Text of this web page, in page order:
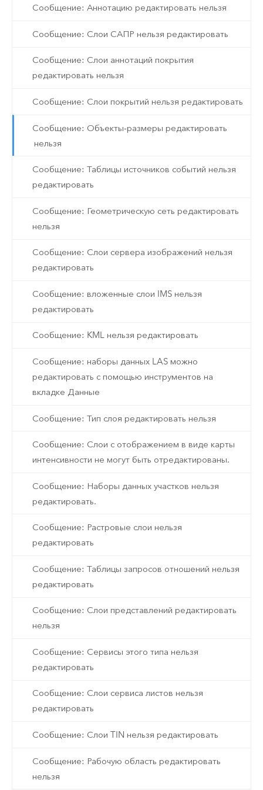
Сообщение: Аннотацию редактировать нельзя
Сообщение: Слои САПР нельзя редактировать
Сообщение: Слои аннотаций покрытия
редактировать нельзя
Сообщение: Слои покрытий нельзя редактировать
Сообщение: Объекты-размеры редактировать
нельзя
Сообщение: Таблицы источников событий нельзя
редактировать
Сообщение: Геометрическую сеть редактировать
нельзя
Сообщение: Слои сервера изображений нельзя
редактировать
Сообщение: вложенные слои IMS нельзя
редактировать
Сообщение: KML нельзя редактировать
Сообщение: наборы данных LAS можно
редактировать с помощью инструментов на
вкладке Данные
Сообщение: Тип слоя редактировать нельзя
Сообщение: Слои с отображением в виде карты
интенсивности не могут быть отредактированы.
Сообщение: Наборы данных участков нельзя
редактировать.
Сообщение: Растровые слои нельзя
редактировать
Сообщение: Таблицы запросов отношений нельзя
редактировать
Сообщение: Слои представлений редактировать
нельзя
Сообщение: Сервисы этого типа нельзя
редактировать
Сообщение: Слои сервиса листов нельзя
редактировать
Сообщение: Слои TIN нельзя редактировать
Сообщение: Рабочую область редактировать
нельзя